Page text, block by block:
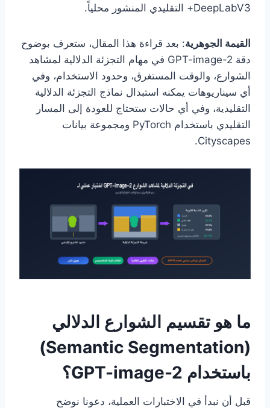
DeepLabV3+ التقليدي المنشور محلياً.
القيمة الجوهرية: بعد قراءة هذا المقال، ستعرف بوضوح
دقة GPT-image-2 في مهام التجزئة الدلالية لمشاهد
الشوارع، والوقت المستغرق، وحدود الاستخدام، وفي
أي سيناريوهات يمكنه استبدال نماذج التجزئة الدلالية
التقليدية، وفي أي حالات ستحتاج للعودة إلى المسار
التقليدي باستخدام PyTorch ومجموعة بيانات
Cityscapes.
ما هو تقسيم الشوارع الدلالي
(Semantic Segmentation)
باستخدام GPT-image-2؟
قبل أن نبدأ في الاختبارات العملية، دعونا نوضح